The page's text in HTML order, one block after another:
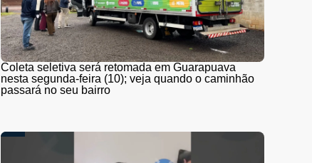
Coleta seletiva será retomada em Guarapuava
nesta segunda-feira (10); veja quando o caminhão
passará no seu bairro